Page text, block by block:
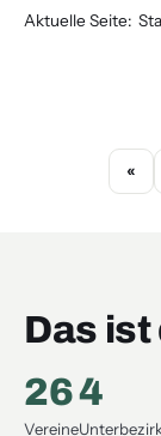
Aktuelle Seite:
Das ist
26
Vereine
4